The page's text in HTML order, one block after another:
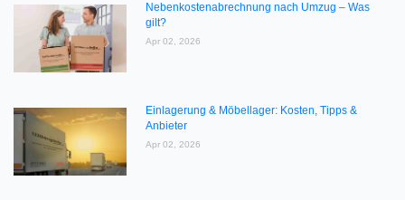
Nebenkostenabrechnung nach Umzug – Was
gilt?
Apr 02, 2026
Einlagerung & Möbellager: Kosten, Tipps &
Anbieter
Apr 02, 2026